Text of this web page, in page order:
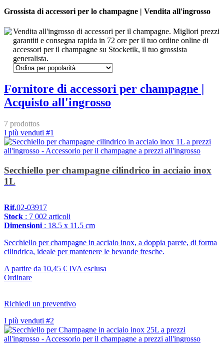
Grossista di accessori per lo champagne | Vendita all'ingrosso
Vendita all'ingrosso di accessori per il champagne. Migliori prezzi
garantiti e consegna rapida in 72 ore per il tuo ordine online di
accessori per il champagne su Stocketik, il tuo grossista
generalista.
Fornitore di accessori per champagne |
Acquisto all'ingrosso
7 prodottos
I più venduti #1
Secchiello per champagne cilindrico in acciaio inox
1L
Rif.02-03917
Stock : 7 002 articoli
Dimensioni : 18.5 x 11.5 cm
Secchiello per champagne in acciaio inox, a doppia parete, di forma
cilindrica, ideale per mantenere le bevande fresche.
A partire da 10,45 € IVA esclusa
Ordinare
Richiedi un preventivo
I più venduti #2